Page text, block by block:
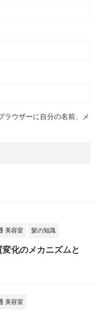
ラウザーに自分の名前、メ
美容室 髪の知識
化のメカニズムと
美容室